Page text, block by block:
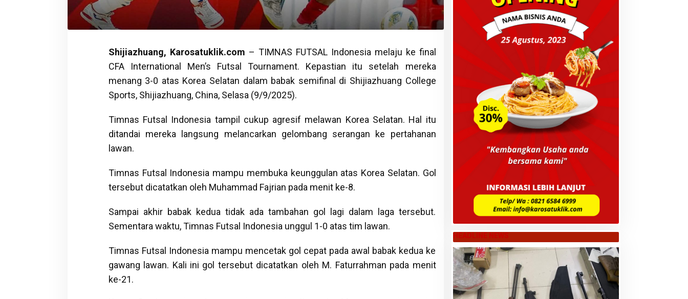
Shijiazhuang, Karosatuklik.com – TIMNAS FUTSAL Indonesia melaju ke final
CFA International Men’s Futsal Tournament. Kepastian itu setelah mereka
menang 3-0 atas Korea Selatan dalam babak semifinal di Shijiazhuang College
Sports, Shijiazhuang, China, Selasa (9/9/2025).
Timnas Futsal Indonesia tampil cukup agresif melawan Korea Selatan. Hal itu
ditandai mereka langsung melancarkan gelombang serangan ke pertahanan
lawan.
Timnas Futsal Indonesia mampu membuka keunggulan atas Korea Selatan. Gol
tersebut dicatatkan oleh Muhammad Fajrian pada menit ke-8.
Sampai akhir babak kedua tidak ada tambahan gol lagi dalam laga tersebut.
Sementara waktu, Timnas Futsal Indonesia unggul 1-0 atas tim lawan.
Timnas Futsal Indonesia mampu mencetak gol cepat pada awal babak kedua ke
gawang lawan. Kali ini gol tersebut dicatatkan oleh M. Faturrahman pada menit
ke-21.
HEADLINE NEWS